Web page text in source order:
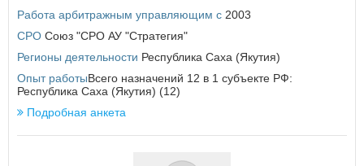
Работа арбитражным управляющим с 2003
СРО Союз "СРО АУ "Стратегия"
Регионы деятельности Республика Саха (Якутия)
Опыт работыВсего назначений 12 в 1 субъекте РФ:
Республика Саха (Якутия) (12)
Подробная анкета